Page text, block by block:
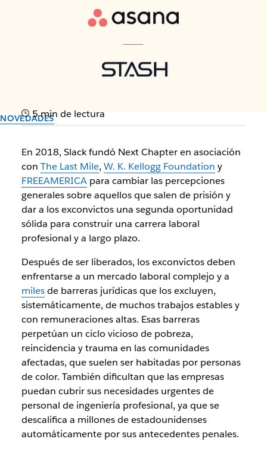
NOVEDADES
Next Chapter se expande a
14 empresas
PayPal, Asana y Stash se unen como socios contratantes
Autor: By the team at Slack
30 de septiembre de 2025
5 min de lectura
En 2018, Slack fundó Next Chapter en asociación
con The Last Mile, W. K. Kellogg Foundation y
FREEAMERICApara cambiar las percepciones
generales sobre aquellos que salen de prisión y
dar a los exconvictos una segunda oportunidad
sólida para construir una carrera laboral
profesional y a largo plazo.
Después de ser liberados, los exconvictos deben
enfrentarse a un mercado laboral complejo y a
milesde barreras jurídicas que los excluyen,
sistemáticamente, de muchos trabajos estables y
con remuneraciones altas. Esas barreras
perpetúan un ciclo vicioso de pobreza,
reincidencia y trauma en las comunidades
afectadas, que suelen ser habitadas por personas
de color. También dificultan que las empresas
puedan cubrir sus necesidades urgentes de
personal de ingeniería profesional, ya que se
descalifica a millones de estadounidenses
automáticamente por sus antecedentes penales.